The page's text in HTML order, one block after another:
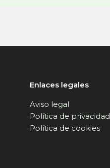
Enlaces legales
Aviso legal
Política de privacidad
Política de cookies